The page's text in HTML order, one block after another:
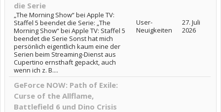
die Serie
„The Morning Show“ bei Apple TV:
Staffel 5 beendet die Serie: „The
Morning Show“ bei Apple TV: Staffel 5
beendet die Serie Sonst hat mich
persönlich eigentlich kaum eine der
Serien beim Streaming-Dienst aus
Cupertino ernsthaft gepackt, auch
wenn ich z. B....
User-
Neuigkeiten
27. Juli
2026
GeForce NOW: Path of Exile:
Curse of the Allflame,
Battlefield 6 und Dino Crisis